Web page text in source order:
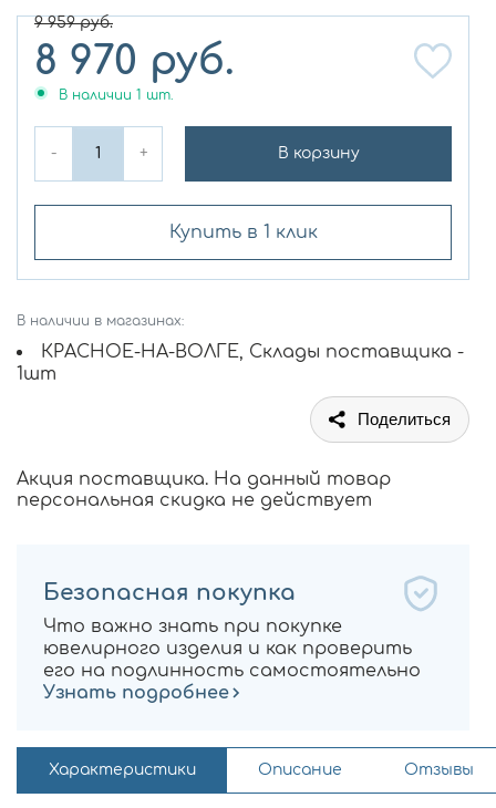
9 959руб.
8 970 руб.
В наличии 1 шт.
- + В корзину
Купить в 1 клик
В наличии в магазинах:
КРАСНОЕ-НА-ВОЛГЕ, Склады поставщика -
1шт
Поделиться
Акция поставщика. На данный товар
персональная скидка не действует
Безопасная покупка
Что важно знать при покупке
ювелирного изделия и как проверить
его на подлинность самостоятельно
Узнать подробнее
Характеристики Описание Отзывы